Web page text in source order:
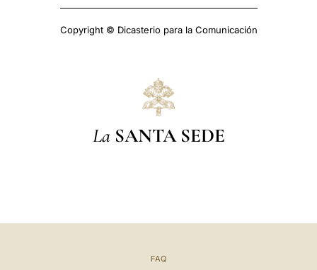
Copyright © Dicasterio para la Comunicación
La SANTA SEDE
FAQ